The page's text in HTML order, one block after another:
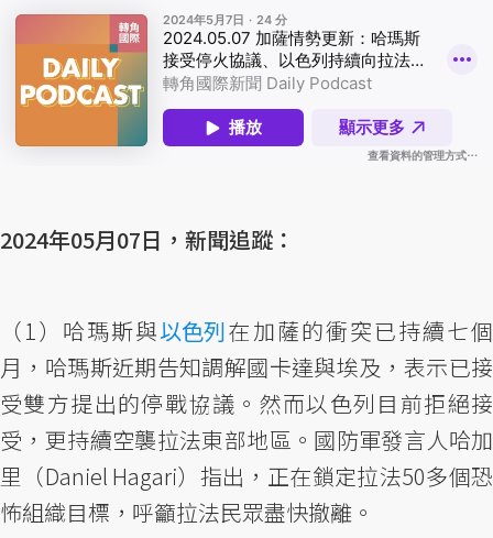
2024年05月07日，新聞追蹤：
（1）哈瑪斯與以色列在加薩的衝突已持續七個
月，哈瑪斯近期告知調解國卡達與埃及，表示已接
受雙方提出的停戰協議。然而以色列目前拒絕接
受，更持續空襲拉法東部地區。國防軍發言人哈加
里（Daniel Hagari）指出，正在鎖定拉法50多個恐
怖組織目標，呼籲拉法民眾盡快撤離。